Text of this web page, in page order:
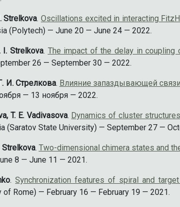
Strelkova.Oscillations excited in interacting
(Polytech) — June 20 — June 24 — 2022.
I. Strelkova. The impact of the delay in
26 — September 30 — 2022.
И. Стрелкова. Влияние запаздывающей
— 13 ноября — 2022.
T. E. Vadivasova. Dynamics of cluster
(Saratov State University) — September 27 —
Strelkova. Two-dimensional chimera states and
8 — June 11 — 2021.
.Synchronization features of spiral and
Rome) — February 16 — February 19 — 2021.